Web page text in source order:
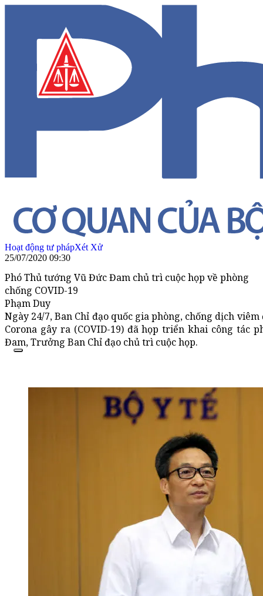
Hoạt động tư phápXét Xử
25/07/2020 09:30
Phó Thủ tướng Vũ Đức Đam chủ trì cuộc họp về phòng
chống COVID-19
Phạm Duy
Ngày 24/7, Ban Chỉ đạo quốc gia phòng, chống dịch
Corona gây ra (COVID-19) đã họp triển khai công tác
Đam, Trưởng Ban Chỉ đạo chủ trì cuộc họp.